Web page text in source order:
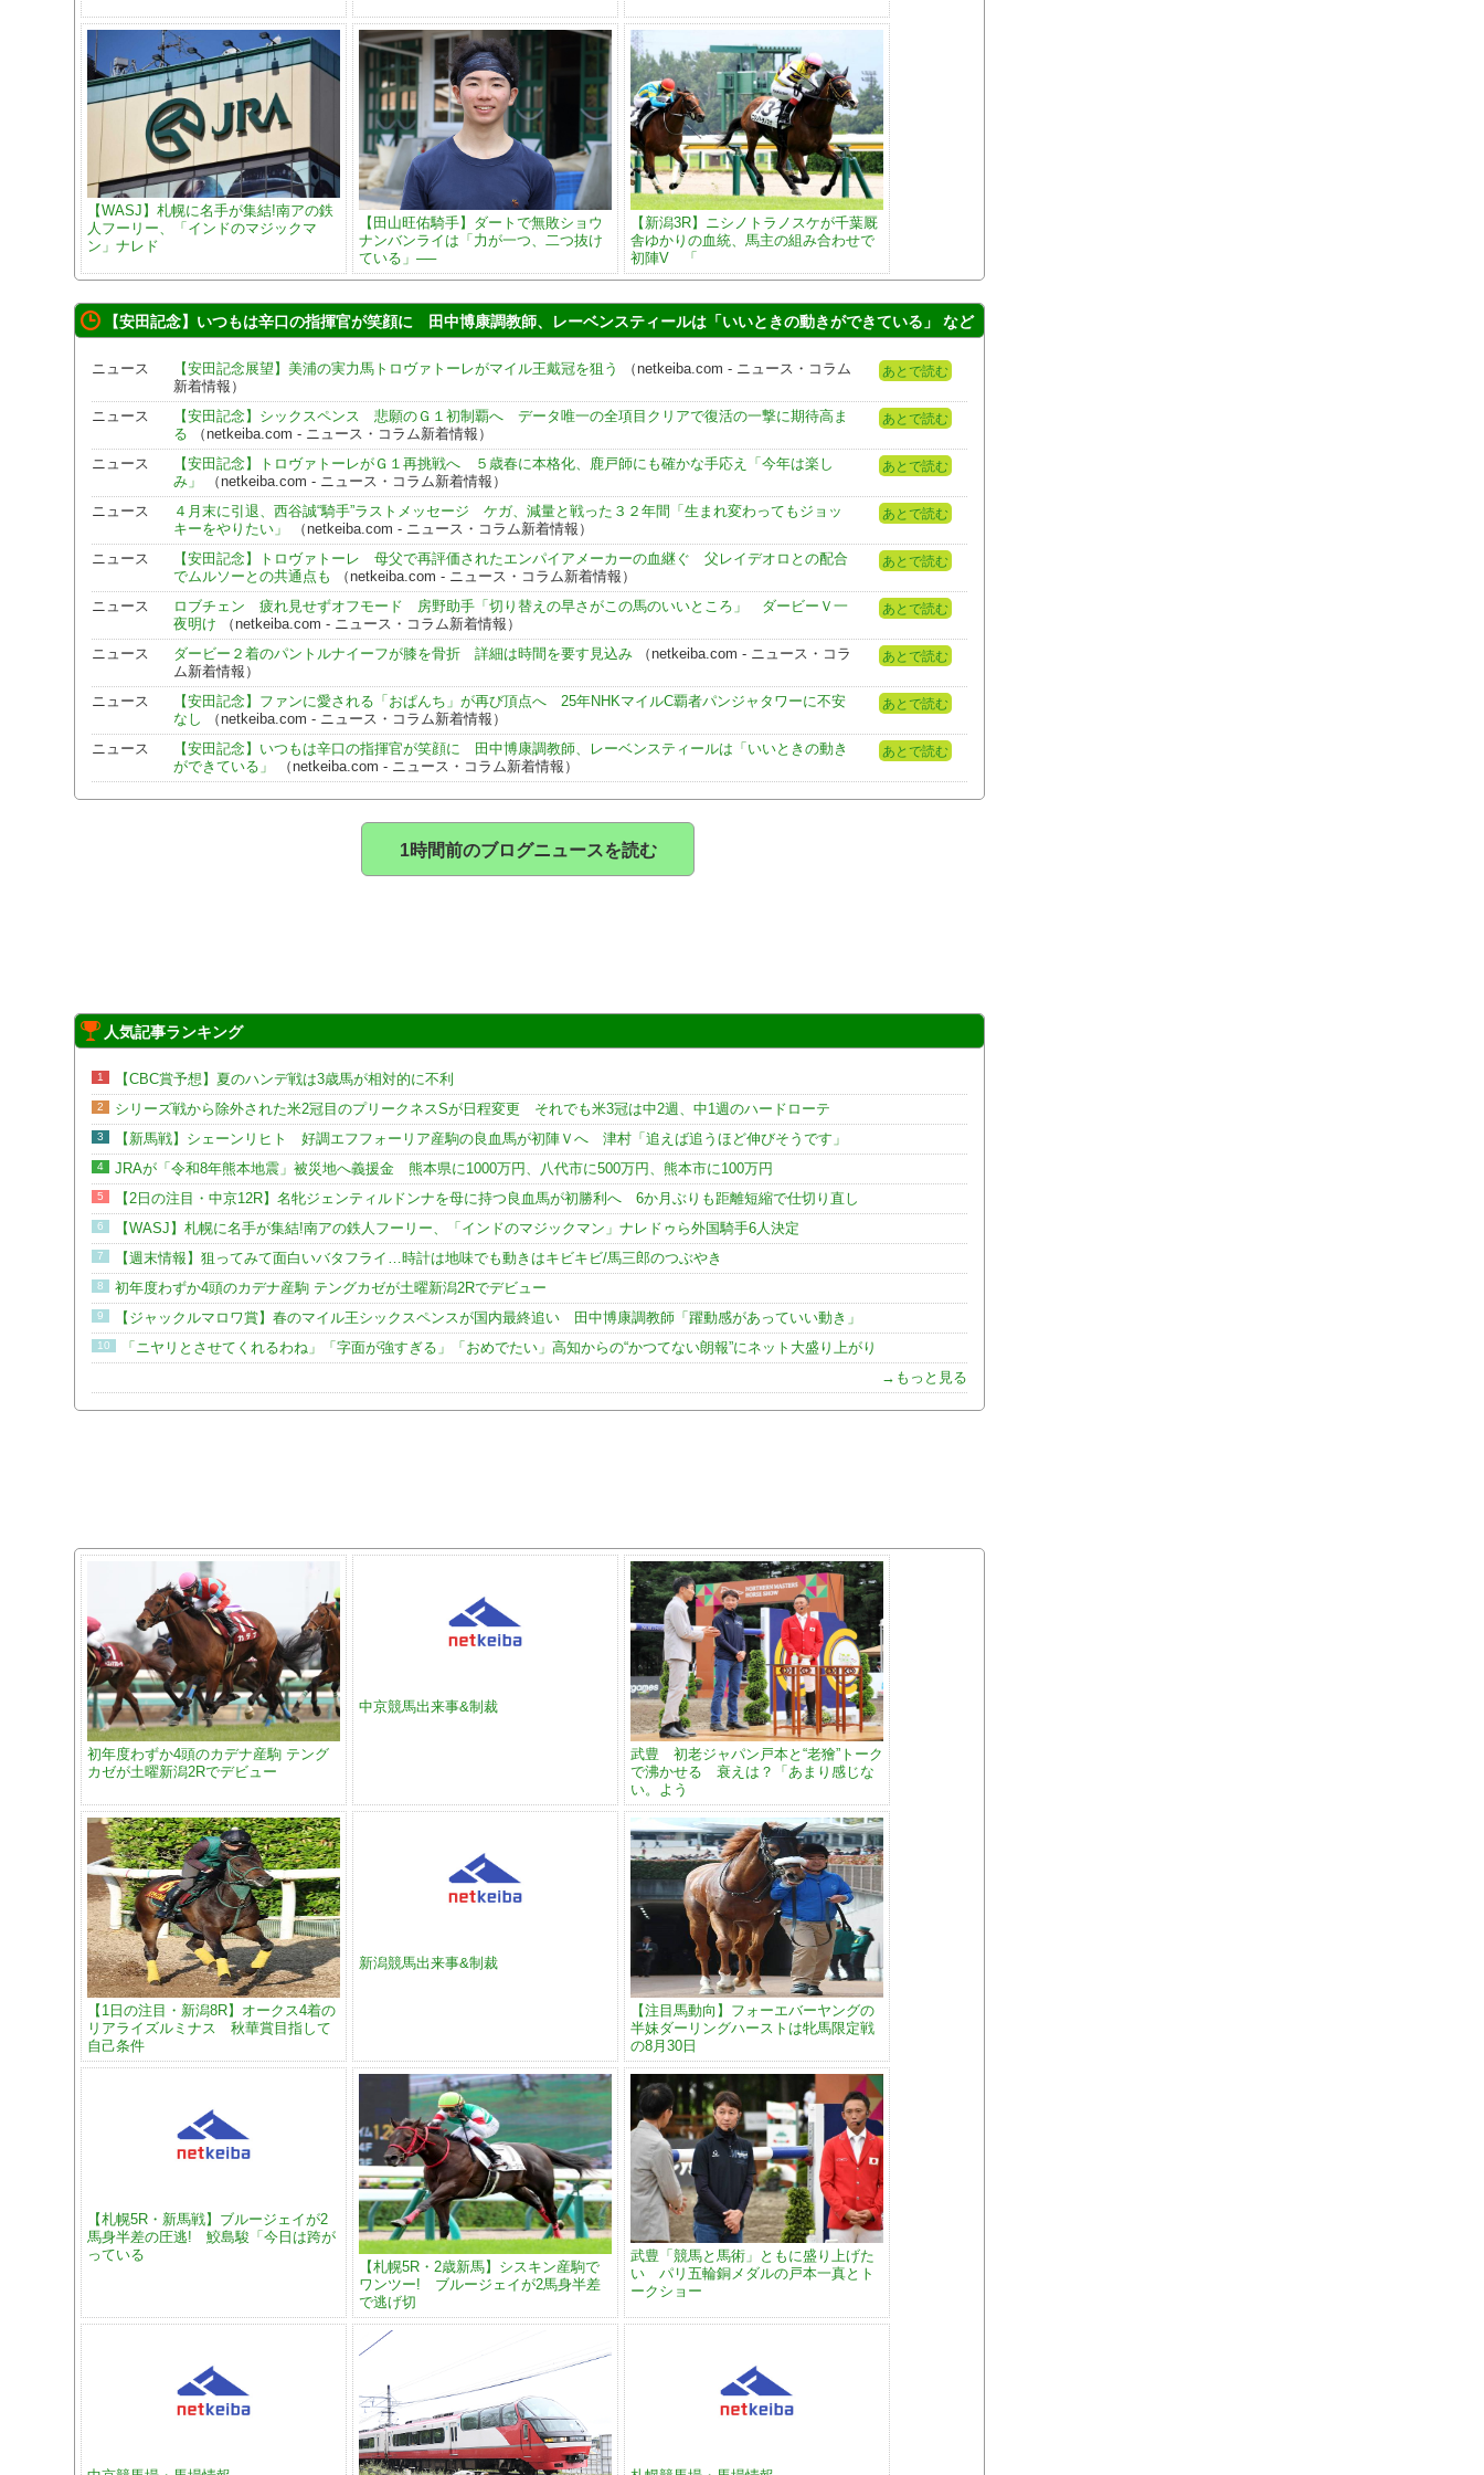
【WASJ】札幌に名手が集結!南アの鉄
人フーリー、「インドのマジックマ
ン」ナレド
【田山旺佑騎手】ダートで無敗ショウ
ナンバンライは「力が一つ、二つ抜け
ている」──
【新潟3R】ニシノトラノスケが千葉厩
舎ゆかりの血統、馬主の組み合わせで
初陣V 「
【安田記念】いつもは辛口の指揮官が笑顔に 田中博康調教師、レーベンスティールは「いいときの動きができている」 など
ニュース 【安田記念展望】美浦の実力馬トロヴァトーレがマイル王戴冠を狙う
（netkeiba.com - ニュース・コラム
新着情報）
あとで読む
ニュース
【安田記念】シックスペンス 悲願のＧ１初制覇へ データ唯一の全項目クリアで復活の一撃に期待高ま
る （netkeiba.com - ニュース・コラム新着情報）
あとで読む
ニュース
【安田記念】トロヴァトーレがＧ１再挑戦へ ５歳春に本格化、鹿戸師にも確かな手応え「今年は楽し
み」
（netkeiba.com - ニュース・コラム新着情報）
あとで読む
ニュース
４月末に引退、西谷誠“騎手”ラストメッセージ ケガ、減量と戦った３２年間「生まれ変わってもジョッ
キーをやりたい」
（netkeiba.com - ニュース・コラム新着情報）
あとで読む
ニュース
【安田記念】トロヴァトーレ 母父で再評価されたエンパイアメーカーの血継ぐ 父レイデオロとの配合
でムルソーとの共通点も
（netkeiba.com - ニュース・コラム新着情報）
あとで読む
ニュース
ロブチェン 疲れ見せずオフモード 房野助手「切り替えの早さがこの馬のいいところ」 ダービーＶ一
夜明け （netkeiba.com - ニュース・コラム新着情報）
あとで読む
ニュース ダービー２着のパントルナイーフが膝を骨折 詳細は時間を要す見込み（netkeiba.com - ニュース・コラ
ム新着情報）
あとで読む
ニュース
【安田記念】ファンに愛される「おぱんち」が再び頂点へ 25年NHKマイルC覇者パンジャタワーに不安
なし
（netkeiba.com - ニュース・コラム新着情報）
あとで読む
ニュース
【安田記念】いつもは辛口の指揮官が笑顔に 田中博康調教師、レーベンスティールは「いいときの動き
ができている」
（netkeiba.com - ニュース・コラム新着情報）
あとで読む
1時間前のブログニュースを読む
人気記事ランキング
1 【CBC賞予想】夏のハンデ戦は3歳馬が相対的に不利
2 シリーズ戦から除外された米2冠目のプリークネスSが日程変更 それでも米3冠は中2週、中1週のハードローテ
3 【新馬戦】シェーンリヒト 好調エフフォーリア産駒の良血馬が初陣Ｖへ 津村「追えば追うほど伸びそうです」
4 JRAが「令和8年熊本地震」被災地へ義援金 熊本県に1000万円、八代市に500万円、熊本市に100万円
5 【2日の注目・中京12R】名牝ジェンティルドンナを母に持つ良血馬が初勝利へ 6か月ぶりも距離短縮で仕切り直し
6 【WASJ】札幌に名手が集結!南アの鉄人フーリー、「インドのマジックマン」ナレドゥら外国騎手6人決定
7 【週末情報】狙ってみて面白いバタフライ…時計は地味でも動きはキビキビ/馬三郎のつぶやき
8 初年度わずか4頭のカデナ産駒 テングカゼが土曜新潟2Rでデビュー
9 【ジャックルマロワ賞】春のマイル王シックスペンスが国内最終追い 田中博康調教師「躍動感があっていい動き」
10
「ニヤリとさせてくれるわね」「字面が強すぎる」「おめでたい」高知からの“かつてない朗報”にネット大盛り上がり
→もっと見る
初年度わずか4頭のカデナ産駒 テング
カゼが土曜新潟2Rでデビュー
中京競馬出来事&制裁
武豊 初老ジャパン戸本と“老獪”トーク
で沸かせる 衰えは？「あまり感じな
い。よう
【1日の注目・新潟8R】オークス4着の
リアライズルミナス 秋華賞目指して
自己条件
新潟競馬出来事&制裁
【注目馬動向】フォーエバーヤングの
半妹ダーリングハーストは牝馬限定戦
の8月30日
【札幌5R・新馬戦】ブルージェイが2
馬身半差の圧逃! 鮫島駿「今日は跨が
っている
【札幌5R・2歳新馬】シスキン産駒で
ワンツー! ブルージェイが2馬身半差
で逃げ切
武豊「競馬と馬術」ともに盛り上げた
い パリ五輪銅メダルの戸本一真とト
ークショー